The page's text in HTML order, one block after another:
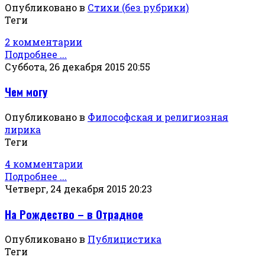
Опубликовано в Стихи (без рубрики)
Теги
2 комментарии
Подробнее ...
Суббота, 26 декабря 2015 20:55
Чем могу
Опубликовано в Философская и религиозная
лирика
Теги
4 комментарии
Подробнее ...
Четверг, 24 декабря 2015 20:23
На Рождество – в Отрадное
Опубликовано в Публицистика
Теги